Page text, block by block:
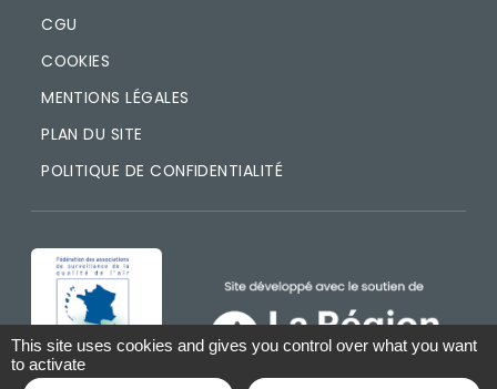
CGU
COOKIES
MENTIONS LÉGALES
PLAN DU SITE
POLITIQUE DE CONFIDENTIALITÉ
IMAGE
This site uses cookies and gives you control over what you want
to activate